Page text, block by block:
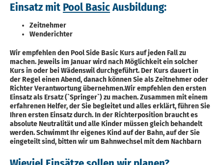
Einsatz mit Pool BasicAusbildung:
Zeitnehmer
Wenderichter
Wir empfehlen den Pool Side Basic Kurs auf jeden Fall zu
machen. Jeweils im Januar wird nach Möglichkeit ein solcher
Kurs in oder bei Wädenswil durchgeführt. Der Kurs dauert in
der Regel einen Abend, danach können Sie als Zeitnehmer oder
Richter Verantwortung übernehmen.Wir empfehlen den ersten
Einsatz als Ersatz (`Springer`) zu machen. Zusammen mit einem
erfahrenen Helfer, der Sie begleitet und alles erklärt, führen Sie
Ihren ersten Einsatz durch. In der Richterposition braucht es
absolute Neutralität und alle Kinder müssen gleich behandelt
werden. Schwimmt Ihr eigenes Kind auf der Bahn, auf der Sie
eingeteilt sind, bitten wir um Bahnwechsel mit dem Nachbarn